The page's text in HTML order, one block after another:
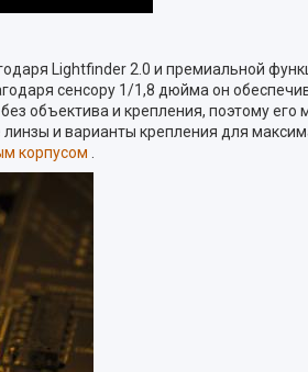
Lightfinder 2.0 и премиальной
сенсору 1/1,8 дюйма он
объектива и крепления, поэтому
и варианты крепления для
корпусом